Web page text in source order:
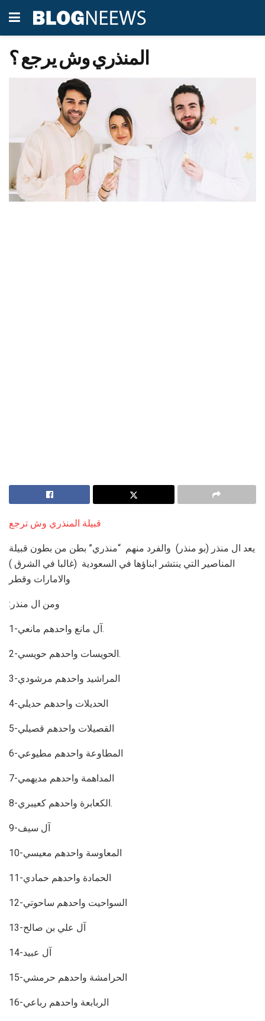
المنذري وش يرجع ؟
قبيلة المنذري وش ترجع
يعد ال منذر (بو منذر) والفرد منهم “منذري” بطن من بطون قبيلة
المناصير التي ينتشر ابناؤها في السعودية (غالبا في الشرق )
1-آل مانع واحدهم مانعي.
2-الحويسات واحدهم حويسي.
3-المراشيد واحدهم مرشودي
4-الحديلات واحدهم حديلي
5-القصيلات واحدهم قصيلي
6-المطاوعة واحدهم مطيوعي
7-المداهمة واحدهم مديهمي
8-الكعابرة واحدهم كعيبري.
9-آل سيف
10-المعاوسة واحدهم معيسي
11-الحمادة واحدهم حمادي
12-السواحيت واحدهم ساحوتي
13-آل علي بن صالح
14-آل عبيد
15-الحرامشة واحدهم حرمشي
16-الربابعة واحدهم رباعي